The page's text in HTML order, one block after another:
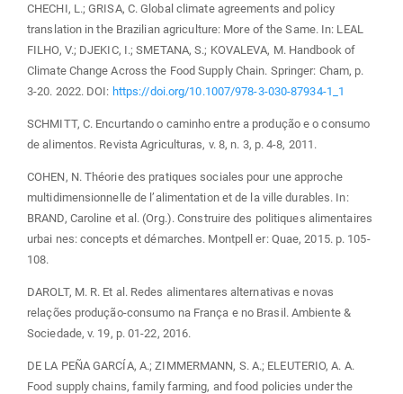
CHECHI, L.; GRISA, C. Global climate agreements and policy
translation in the Brazilian agriculture: More of the Same. In: LEAL
FILHO, V.; DJEKIC, I.; SMETANA, S.; KOVALEVA, M. Handbook of
Climate Change Across the Food Supply Chain. Springer: Cham, p.
3-20. 2022. DOI: https://doi.org/10.1007/978-3-030-87934-1_1
SCHMITT, C. Encurtando o caminho entre a produção e o consumo
de alimentos. Revista Agriculturas, v. 8, n. 3, p. 4-8, 2011.
COHEN, N. Théorie des pratiques sociales pour une approche
multidimensionnelle de l’alimentation et de la ville durables. In:
BRAND, Caroline et al. (Org.). Construire des politiques alimentaires
urbai nes: concepts et démarches. Montpell er: Quae, 2015. p. 105-
108.
DAROLT, M. R. Et al. Redes alimentares alternativas e novas
relações produção-consumo na França e no Brasil. Ambiente &
Sociedade, v. 19, p. 01-22, 2016.
DE LA PEÑA GARCÍA, A.; ZIMMERMANN, S. A.; ELEUTERIO, A. A.
Food supply chains, family farming, and food policies under the